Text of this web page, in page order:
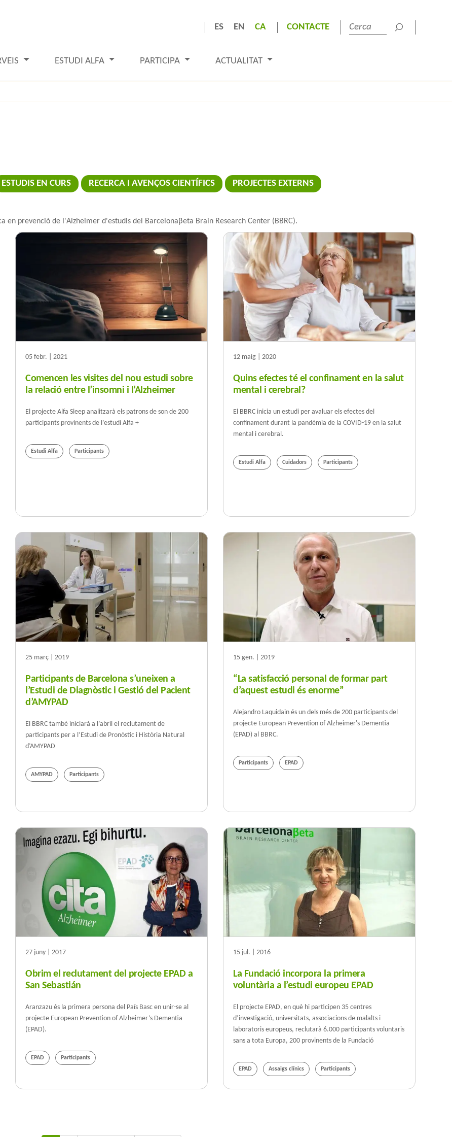
ES EN CA CONTACTE
ESTUDI ALFA PARTICIPA ACTUALITAT
ESTUDIS EN CURS RECERCA I AVENÇOS CIENTÍFICS PROJECTES EXTERNS
en prevenció de l'Alzheimer d'estudis del Barcelonaβeta Brain Research Center (BBRC).
05 febr. | 2021
Comencen les visites del nou estudi sobre
la relació entre l’insomni i l’Alzheimer
El projecte Alfa Sleep analitzarà els patrons de son de 200
participants provinents de l’estudi Alfa +
Estudi Alfa Participants
12 maig | 2020
Quins efectes té el confinament en la salut
mental i cerebral?
El BBRC inicia un estudi per avaluar els efectes del
confinament durant la pandèmia de la COVID-19 en la salut
mental i cerebral.
Estudi Alfa Cuidadors Participants
25 març | 2019
Participants de Barcelona s’uneixen a
l’Estudi de Diagnòstic i Gestió del Pacient
d’AMYPAD
El BBRC també iniciarà a l’abril el reclutament de
participants per a l’Estudi de Pronòstic i Història Natural
d’AMYPAD
AMYPAD Participants
15 gen. | 2019
“La satisfacció personal de formar part
d’aquest estudi és enorme”
Alejandro Laquidain és un dels més de 200 participants del
projecte European Prevention of Alzheimer's Dementia
(EPAD) al BBRC.
Participants EPAD
27 juny | 2017
Obrim el reclutament del projecte EPAD a
San Sebastián
Aranzazu és la primera persona del País Basc en unir-se al
projecte European Prevention of Alzheimer’s Dementia
(EPAD).
EPAD Participants
15 jul. | 2016
La Fundació incorpora la primera
voluntària a l’estudi europeu EPAD
El projecte EPAD, en què hi participen 35 centres
d’investigació, universitats, associacions de malalts i
laboratoris europeus, reclutarà 6.000 participants voluntaris
sans a tota Europa, 200 provinents de la Fundació
EPAD Assaigs clínics Participants